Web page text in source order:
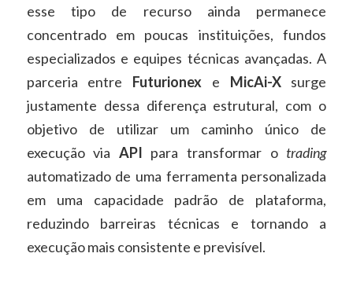
esse tipo de recurso ainda permanece
concentrado em poucas instituições, fundos
especializados e equipes técnicas avançadas. A
parceria entre Futurionex e MicAi-Xsurge
justamente dessa diferença estrutural, com o
objetivo de utilizar um caminho único de
execução via API para transformar o trading
automatizado de uma ferramenta personalizada
em uma capacidade padrão de plataforma,
reduzindo barreiras técnicas e tornando a
execução mais consistente e previsível.